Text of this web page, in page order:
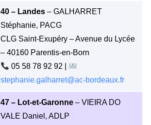
40 – Landes – GALHARRET
Stéphanie, PACG
CLG Saint-Exupéry – Avenue du Lycée
– 40160 Parentis-en-Born
05 58 78 92 92 |
stephanie.galharret@ac-bordeaux.fr
47 – Lot-et-Garonne – VIEIRA DO
VALE Daniel, ADLP